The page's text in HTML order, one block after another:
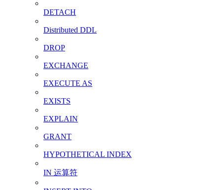
DETACH
Distributed DDL
DROP
EXCHANGE
EXECUTE AS
EXISTS
EXPLAIN
GRANT
HYPOTHETICAL INDEX
IN 运算符